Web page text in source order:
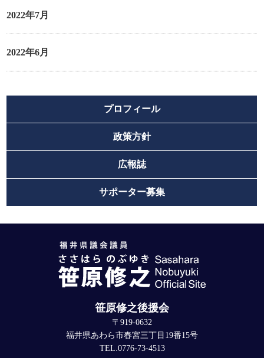
2022年7月
2022年6月
プロフィール
政策方針
広報誌
サポーター募集
笹原修之後援会
〒919-0632
福井県あわら市春宮三丁目19番15号
TEL.0776-73-4513